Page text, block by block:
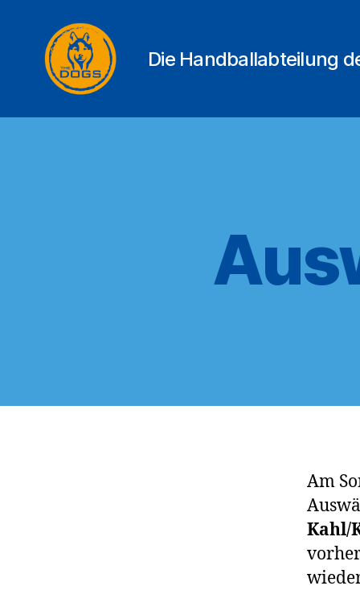
DOGS
Die Handballabteilung
Am
Kahl/